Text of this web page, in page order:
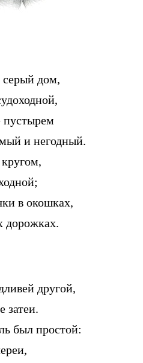
серый дом,
пустырем
и негодный.
в окошках,
дорожках.
другой,
затеи.
был простой: